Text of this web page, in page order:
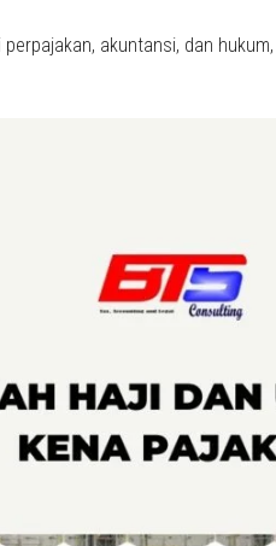
akuntansi, dan